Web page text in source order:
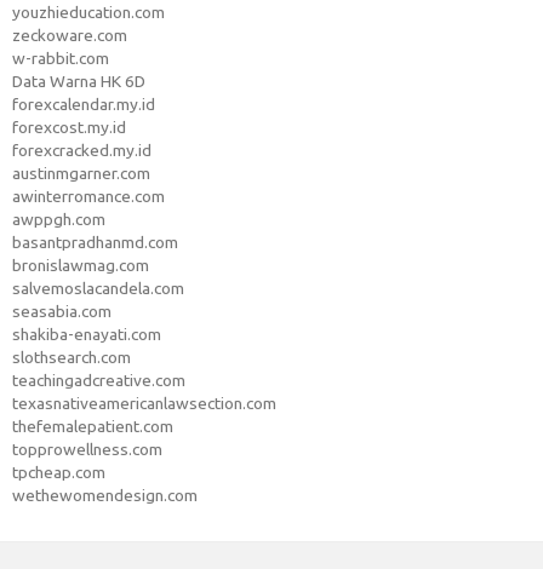
youzhieducation.com
zeckoware.com
w-rabbit.com
Data Warna HK 6D
forexcalendar.my.id
forexcost.my.id
forexcracked.my.id
austinmgarner.com
awinterromance.com
awppgh.com
basantpradhanmd.com
bronislawmag.com
salvemoslacandela.com
seasabia.com
shakiba-enayati.com
slothsearch.com
teachingadcreative.com
texasnativeamericanlawsection.com
thefemalepatient.com
topprowellness.com
tpcheap.com
wethewomendesign.com